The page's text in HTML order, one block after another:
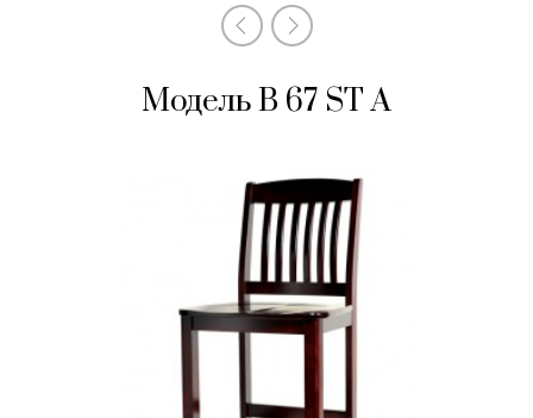
Модель B 67 ST A